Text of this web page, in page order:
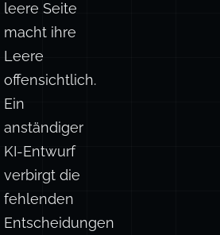
leere Seite
macht ihre
Leere
offensichtlich.
Ein
anständiger
KI-Entwurf
verbirgt die
fehlenden
Entscheidungen